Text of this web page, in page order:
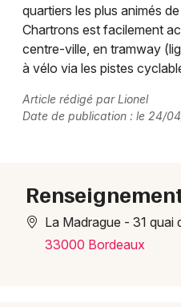
quartiers les plus animés
Chartrons est facilement
centre-ville, en tramway
à vélo via les pistes
Article rédigé par Lionel
Date de publication : le 24/
La Madrague - 31 quai
33000 Bordeaux